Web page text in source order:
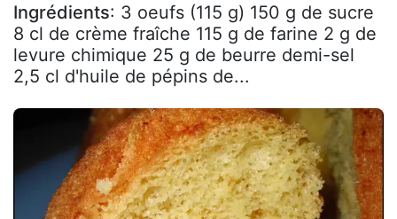
Ingrédients: 3 oeufs (115 g) 150 g de sucre
8 cl de crème fraîche 115 g de farine 2 g de
levure chimique 25 g de beurre demi-sel
2,5 cl d'huile de pépins de...